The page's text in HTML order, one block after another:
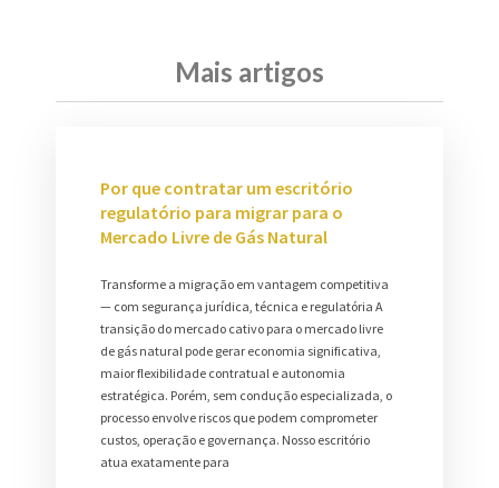
Mais artigos
Por que contratar um escritório
regulatório para migrar para o
Mercado Livre de Gás Natural
Transforme a migração em vantagem competitiva
— com segurança jurídica, técnica e regulatória A
transição do mercado cativo para o mercado livre
de gás natural pode gerar economia significativa,
maior flexibilidade contratual e autonomia
estratégica. Porém, sem condução especializada, o
processo envolve riscos que podem comprometer
custos, operação e governança. Nosso escritório
atua exatamente para